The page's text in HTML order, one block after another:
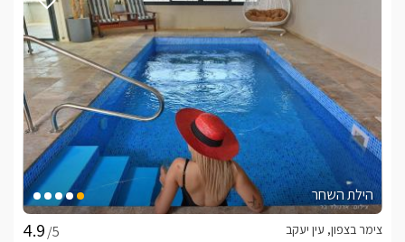
הילת השחר
/5
צימר בצפון, עין יעקב